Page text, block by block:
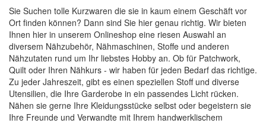
Sie Suchen tolle Kurzwaren die sie in kaum einem Geschäft vor
Ort finden können? Dann sind Sie hier genau richtig. Wir bieten
Ihnen hier in unserem Onlineshop eine riesen Auswahl an
diversem Nähzubehör, Nähmaschinen, Stoffe und anderen
Nähzutaten rund um Ihr liebstes Hobby an. Ob für Patchwork,
Quilt oder Ihren Nähkurs - wir haben für jeden Bedarf das richtige.
Zu jeder Jahreszeit, gibt es einen speziellen Stoff und diverse
Utensilien, die Ihre Garderobe in ein passendes Licht rücken.
Nähen sie gerne Ihre Kleidungsstücke selbst oder begeistern sie
Ihre Freunde und Verwandte mit Ihrem handwerklischem